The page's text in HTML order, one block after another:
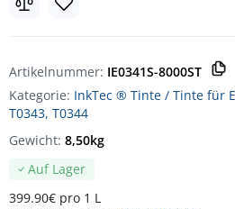
Artikelnummer: IE0341S-8000ST
Kategorie: InkTec ® Tinte / Tinte für
T0343, T0344
Auf Lager
399.90€ pro 1 L
Gewicht: 8,50kg